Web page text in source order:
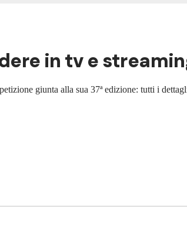
in tv e
giunta alla sua 37ª edizione: tutti i